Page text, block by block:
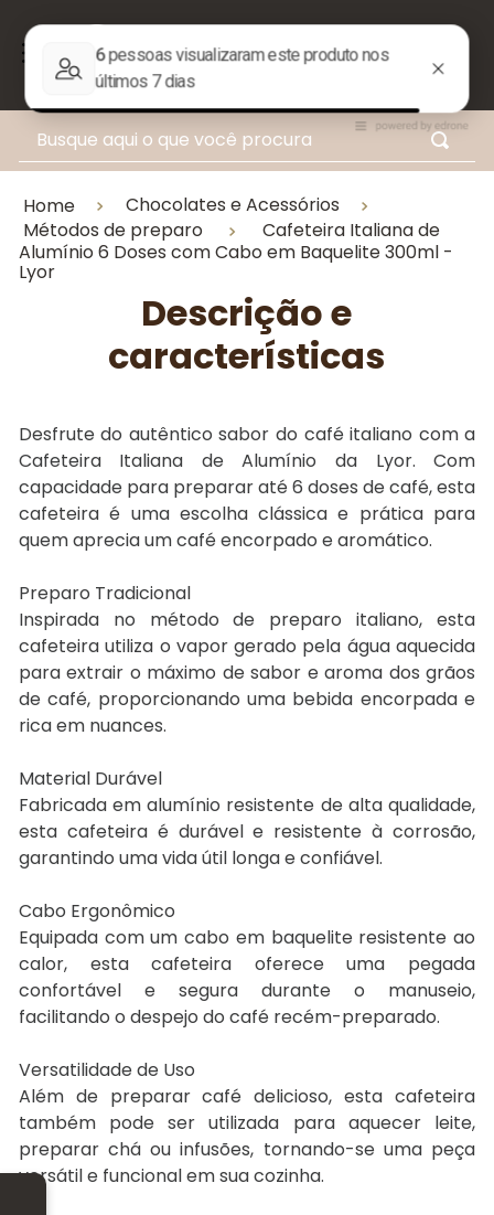
Busque aqui o que você procura
Home
Chocolates e Acessórios
Métodos de preparo
Cafeteira Italiana de
Alumínio 6 Doses com Cabo em Baquelite 300ml -
Lyor
Descrição e
características
Desfrute do autêntico sabor do café italiano com a
Cafeteira Italiana de Alumínio da Lyor. Com
capacidade para preparar até 6 doses de café, esta
cafeteira é uma escolha clássica e prática para
quem aprecia um café encorpado e aromático.
Preparo Tradicional
Inspirada no método de preparo italiano, esta
cafeteira utiliza o vapor gerado pela água aquecida
para extrair o máximo de sabor e aroma dos grãos
de café, proporcionando uma bebida encorpada e
rica em nuances.
Material Durável
Fabricada em alumínio resistente de alta qualidade,
esta cafeteira é durável e resistente à corrosão,
garantindo uma vida útil longa e confiável.
Cabo Ergonômico
Equipada com um cabo em baquelite resistente ao
calor, esta cafeteira oferece uma pegada
confortável e segura durante o manuseio,
facilitando o despejo do café recém-preparado.
Versatilidade de Uso
Além de preparar café delicioso, esta cafeteira
também pode ser utilizada para aquecer leite,
preparar chá ou infusões, tornando-se uma peça
versátil e funcional em sua cozinha.